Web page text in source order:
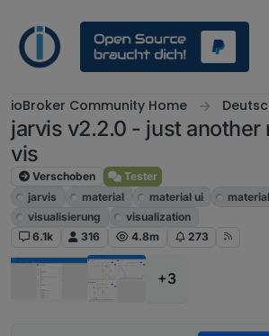
ioBroker Community Home
jarvis v2.2.0 - just another
vis
Verschoben
Tester
jarvis
material material ui
visualisierung
visualization
6.1k
316 4.8m 273
+3